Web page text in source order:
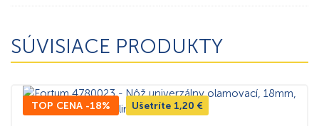
SÚVISIACE PRODUKTY
TOP CENA -18% Ušetríte 1,20 €